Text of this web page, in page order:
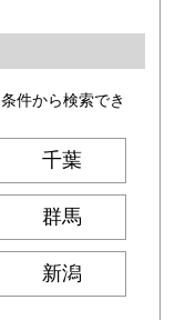
件から検索でき
千葉
群馬
新潟